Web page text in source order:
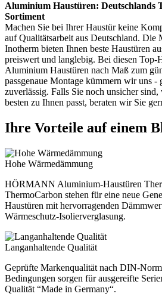
Aluminium Haustüren: Deutschlands
Sortiment
Machen Sie bei Ihrer Haustür keine
auf Qualitätsarbeit aus Deutschland.
Inotherm bieten Ihnen beste Haustüren
preiswert und langlebig. Bei diesen Top-
Aluminium Haustüren nach Maß zum
passgenaue Montage kümmern wir uns -
zuverlässig. Falls Sie noch unsicher
besten zu Ihnen passt, beraten wir Sie
Ihre Vorteile auf einem
Hohe Wärmedämmung
HÖRMANN Aluminium-Haustüren
ThermoCarbon stehen für eine neue
Haustüren mit hervorragenden
Wärmeschutz-Isolierverglasung.
Langanhaltende Qualität
Geprüfte Markenqualität nach DIN-
Bedingungen sorgen für ausgereifte
Qualität “Made in Germany“.